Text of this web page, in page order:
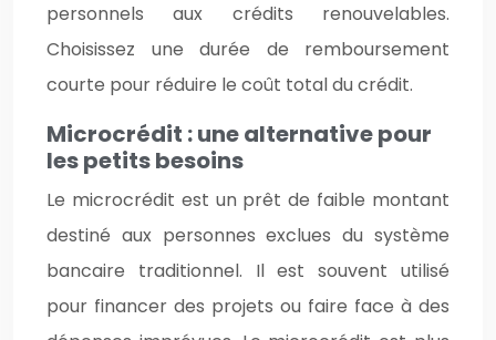
personnels aux crédits renouvelables.
Choisissez une durée de remboursement
courte pour réduire le coût total du crédit.
Microcrédit : une alternative pour
les petits besoins
Le microcrédit est un prêt de faible montant
destiné aux personnes exclues du système
bancaire traditionnel. Il est souvent utilisé
pour financer des projets ou faire face à des